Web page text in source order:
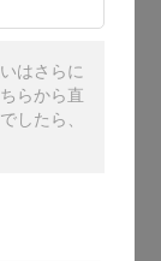
はさらに
らから直
したら、